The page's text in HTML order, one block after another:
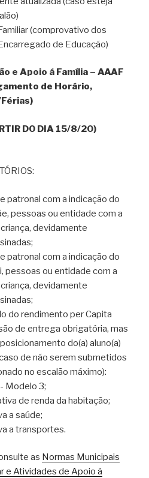
(comprovativo dos
de Educação)
e Apoio á Família – AAAF
de Horário,
DO DIA 15/8/20)
patronal com a indicação do
pessoas ou entidade com a
devidamente
patronal com a indicação do
pessoas ou entidade com a
devidamente
do rendimento per Capita
de entrega obrigatória, mas
do(a) aluno(a)
de não serem submetidos
no escalão máximo):
Modelo 3;
de renda da habitação;
a saúde;
a transportes.
as Normas Municipais
e Atividades de Apoio à